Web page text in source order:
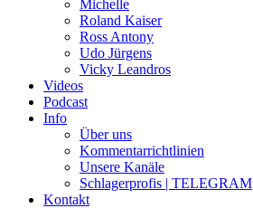
Michelle
Roland Kaiser
Ross Antony
Udo Jürgens
Vicky Leandros
Videos
Podcast
Info
Über uns
Kommentarrichtlinien
Unsere Kanäle
Schlagerprofis | TELEGRAM
Kontakt